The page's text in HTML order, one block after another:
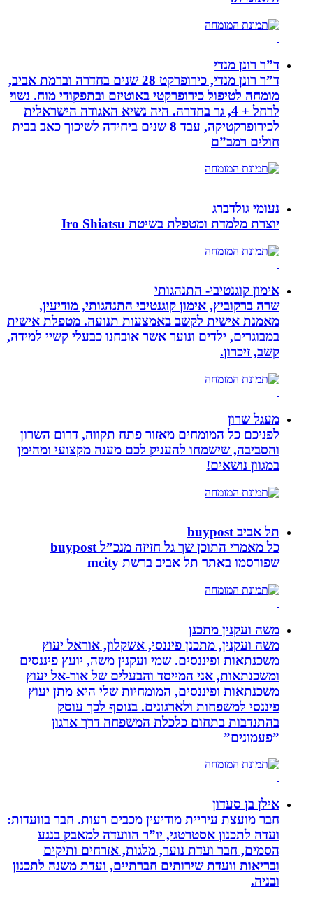
ד”ר רונן מנדי
ד”ר רונן מנדי, כירופרקט 28 שנים בחדרה וברמת אביב,
מומחה לטיפול כירופרקטי באוטיזם ובתפקודי מוח. נשוי
לרחל + 4, גר בחדרה. היה נשיא האגודה הישראלית
לכירופרקטיקה, עבד 8 שנים ביחידה לשיכוך כאב בבית
חולים רמב”ם
נעומי גולדברג
יוצרת מלמדת ומטפלת בשיטת Iro Shiatsu
אימון קוגנטיבי- התנהגותי
שרה ברקוביץ, אימון קוגנטיבי התנהגותי, מודיעין,
מאמנת אישית לקשב באמצעות תנועה. מטפלת אישית
במבוגרים, ילדים ונוער אשר אובחנו כבעלי קשיי למידה,
קשב, זיכרון.
מעגל שרון
לפניכם כל המומחים מאזור פתח תקווה, דרום השרון
והסביבה, שישמחו להעניק לכם מענה מקצועי ומהימן
במגוון נושאים!
תל אביב buypost
כל מאמרי התוכן שך גל חזיזה מנכ”ל buypost
שפורסמו באתר תל אביב ברשת mcity
משה ועקנין מתכנן
משה ועקנין, מתכנן פיננסי, אשקלון, אוראל יעוץ
משכנתאות ופיננסים. שמי ועקנין משה, יועץ פיננסים
ומשכנתאות, אני המייסד והבעלים של אור-אל יעוץ
משכנתאות ופיננסים, המומחיות שלי היא מתן יעוץ
פיננסי למשפחות ולארגונים. בנוסף לכך עוסק
בהתנדבות בתחום כלכלת המשפחה דרך ארגון
”פעמונים”
אילן בן סעדון
חבר מועצת עיריית מודיעין מכבים רעות. חבר בוועדות:
ועדה לתכנון אסטרטגי, יו”ר הוועדה למאבק בנגע
הסמים, חבר ועדת נוער, מלגות, אזרחים ותיקים
ובריאות וועדת שירותים חברתיים, ועדת משנה לתכנון
ובניה.